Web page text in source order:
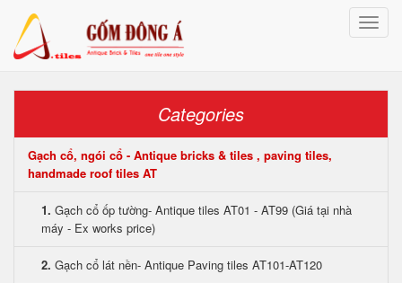
Toggle
Categories
Gạch cổ, ngói cổ - Antique bricks & tiles , paving tiles,
handmade roof tiles AT
1. Gạch cổ ốp tường- Antique tiles AT01 - AT99 (Giá tại nhà
máy - Ex works price)
2. Gạch cổ lát nền- Antique Paving tiles AT101-AT120